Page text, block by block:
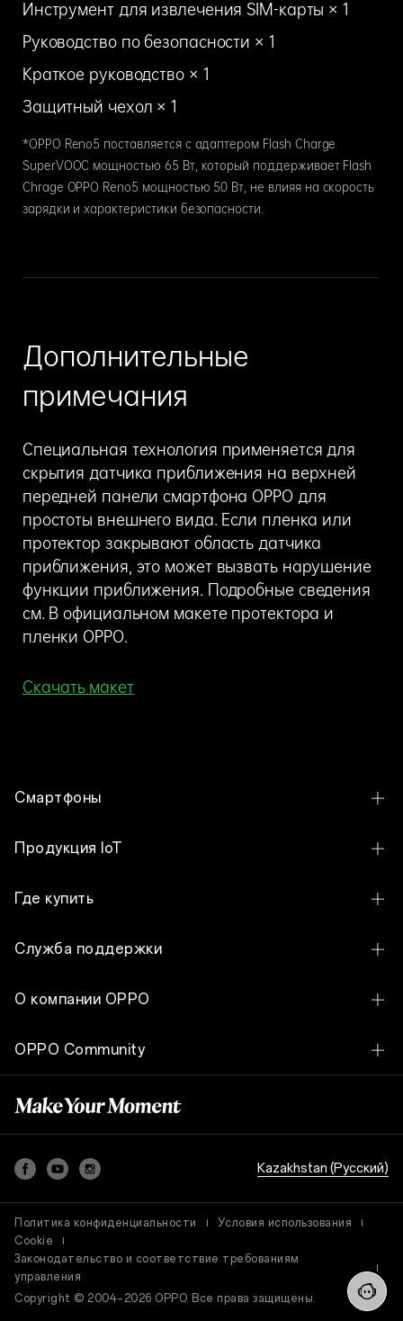
Инструмент для извлечения SIM-карты × 1
Руководство по безопасности × 1
Краткое руководство × 1
Защитный чехол × 1
*OPPO Reno5 поставляется с адаптером Flash Charge
SuperVOOC мощностью 65 Вт, который поддерживает Flash
Chrage OPPO Reno5 мощностью 50 Вт, не влияя на скорость
зарядки и характеристики безопасности.
Дополнительные
примечания
Специальная технология применяется для
скрытия датчика приближения на верхней
передней панели смартфона OPPO для
простоты внешнего вида. Если пленка или
протектор закрывают область датчика
приближения, это может вызвать нарушение
функции приближения. Подробные сведения
см. В официальном макете протектора и
пленки OPPO.
Скачать макет
Смартфоны
OPPO Reno16 Pro 5G
OPPO Reno16 F 5G
OPPO Reno15 5G
OPPO A6 Pro
OPPO A6s
OPPO A6
OPPO A5i
Все смартфоны
Продукция IoT
OPPO Bubble
OPPO Band
Где купить
Онлайн магазины
Служба поддержки
Служба поддержки
Security Response Center
О компании OPPO
Наша история
Качество нового уровня
Пресс центр
OPPO Community
Kazakhstan (Pусский)
Политика конфиденциальности
Условия использования
Cookie
Законодательство и соответствие требованиям
управления
Copyright © 2004–2026 OPPO. Все права защищены.